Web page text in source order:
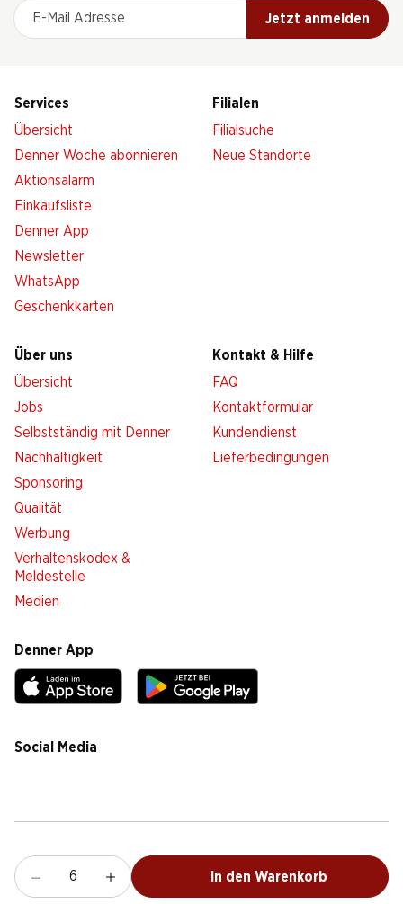
In den Warenkorb
E-Mail Adresse
Jetzt anmelden
Services
Übersicht
Denner Woche abonnieren
Aktionsalarm
Einkaufsliste
Denner App
Newsletter
WhatsApp
Geschenkkarten
Filialen
Filialsuche
Neue Standorte
Über uns
Übersicht
Jobs
Selbstständig mit Denner
Nachhaltigkeit
Sponsoring
Qualität
Werbung
Verhaltenskodex &
Meldestelle
Medien
Kontakt & Hilfe
FAQ
Kontaktformular
Kundendienst
Lieferbedingungen
Denner App
Social Media
Cookie EinstellungenRechtlichesDatenschutzImpressumAGB